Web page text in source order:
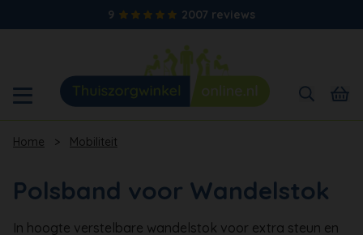
9 2007 reviews
Home > Mobiliteit
Polsband voor Wandelstok
In hoogte verstelbare wandelstok voor extra steun en